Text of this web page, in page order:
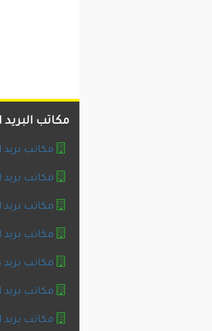
مكاتب
مكاتب بريد
مكاتب بريد
مكاتب بريد
مكاتب بريد
مكاتب
مكاتب بريد
مكاتب